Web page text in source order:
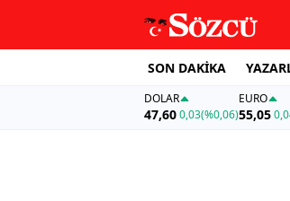
SON DAKİKA
DOLAR
47,600,03(%0,06)
EURO
55,05